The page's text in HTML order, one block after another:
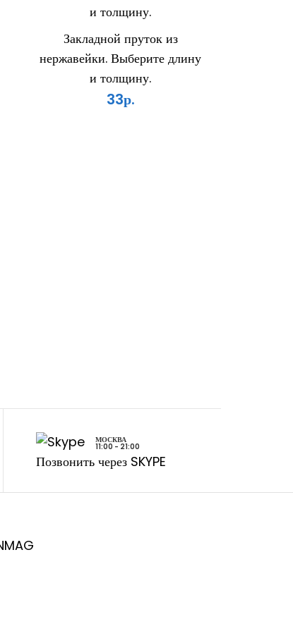
Закладной пруток из
нержавейки. Выберите длину
и толщину.
33р.
МОСКВА
11:00 - 21:00
Позвонить через SKYPE